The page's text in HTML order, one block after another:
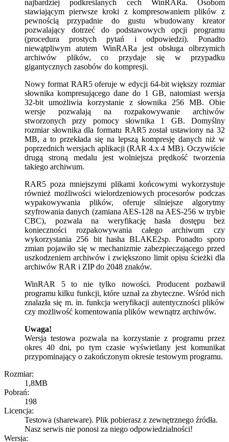
najbardziej podkreślanych cech WinRARa. Osobom
stawiającym pierwsze kroki z kompresowaniem plików z
pewnością przypadnie do gustu wbudowany kreator
pozwalający dotrzeć do podstawowych opcji programu
(procedura prostych pytań i odpowiedzi). Ponadto
niewątpliwym atutem WinRARa jest obsługa olbrzymich
archiwów plików, co przydaje się w przypadku
gigantycznych zasobów do kompresji.
Nowy format RAR5 oferuje w edycji 64-bit większy rozmiar
słownika kompresującego dane do 1 GB, natomiast wersja
32-bit umożliwia korzystanie z słownika 256 MB. Obie
wersje pozwalają na rozpakowywanie archiwów
stworzonych przy pomocy słownika 1 GB. Domyślny
rozmiar słownika dla formatu RAR5 został ustawiony na 32
MB, a to przekłada się na lepszą kompresję danych niż w
poprzednich wersjach aplikacji (RAR 4.x 4 MB). Oczywiście
drugą stroną medalu jest wolniejsza prędkość tworzenia
takiego archiwum.
RAR5 poza mniejszymi plikami końcowymi wykorzystuje
również możliwości wielordzeniowych procesorów podczas
wypakowywania plików, oferuje silniejsze algorytmy
szyfrowania danych (zamiana AES-128 na AES-256 w trybie
CBC), pozwala na weryfikację hasła dostępu bez
konieczności rozpakowywania całego archiwum czy
wykorzystania 256 bit hasha BLAKE2sp. Ponadto sporo
zmian pojawiło się w mechanizmie zabezpieczającego przed
uszkodzeniem archiwów i zwiększono limit opisu ścieżki dla
archiwów RAR i ZIP do 2048 znaków.
WinRAR 5 to nie tylko nowości. Producent pozbawił
programu kilku funkcji, które uznał za zbyteczne. Wśród nich
znalazła się m. in. funkcja weryfikacji autentyczności plików
czy możliwość komentowania plików wewnątrz archiwów.
Uwaga!
Wersja testowa pozwala na korzystanie z programu przez
okres 40 dni, po tym czasie wyświetlany jest komunikat
przypominający o zakończonym okresie testowym programu.
Rozmiar:
1,8MB
Pobrań:
198
Licencja:
Testowa (shareware). Plik pobierasz z zewnętrznego źródła.
Nasz serwis nie ponosi za niego odpowiedzialności!
Wersja: